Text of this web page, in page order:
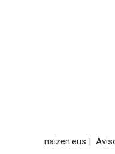
naizen.eus |